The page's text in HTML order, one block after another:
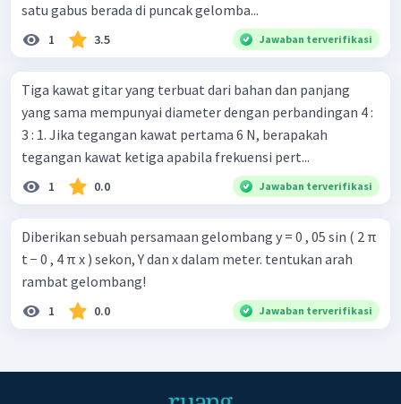
satu gabus berada di puncak gelomba...
1 3.5 Jawaban terverifikasi
Tiga kawat gitar yang terbuat dari bahan dan panjang
yang sama mempunyai diameter dengan perbandingan 4 :
3 : 1. Jika tegangan kawat pertama 6 N, berapakah
tegangan kawat ketiga apabila frekuensi pert...
1 0.0 Jawaban terverifikasi
Diberikan sebuah persamaan gelombang y = 0 , 05 sin ( 2 π
t − 0 , 4 π x ) sekon, Y dan x dalam meter. tentukan arah
rambat gelombang!
1 0.0 Jawaban terverifikasi